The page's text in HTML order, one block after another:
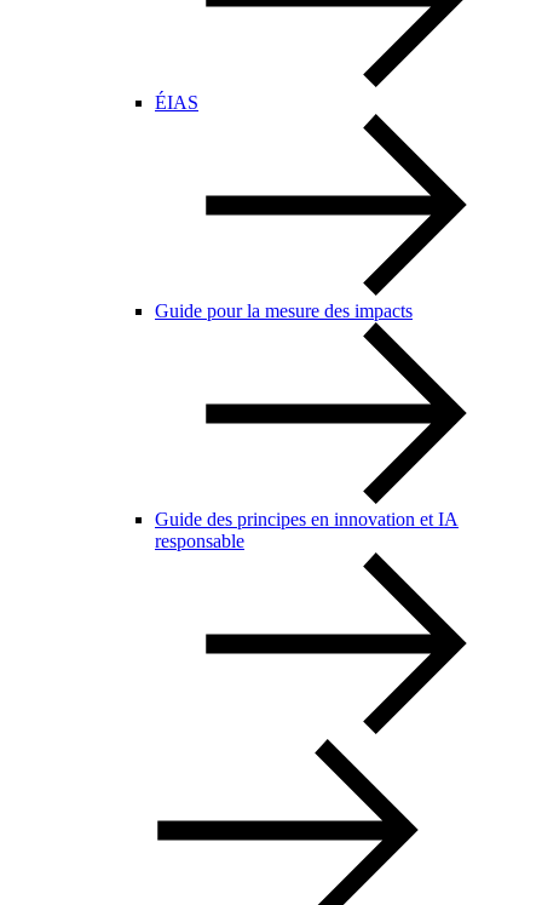
ÉIAS
Guide pour la mesure des impacts
Guide des principes en innovation et IA
responsable